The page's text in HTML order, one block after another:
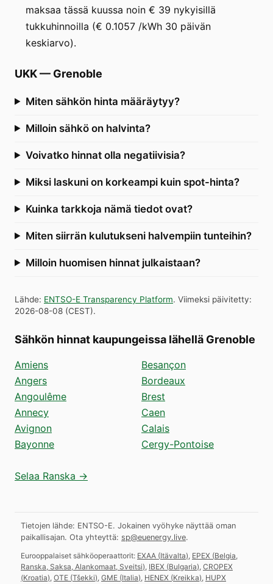
maksaa tässä kuussa noin € 39 nykyisillä
tukkuhinnoilla (€ 0.1057 /kWh 30 päivän
keskiarvo).
UKK— Grenoble
Miten sähkön hinta määräytyy?
Milloin sähkö on halvinta?
Voivatko hinnat olla negatiivisia?
Miksi laskuni on korkeampi kuin spot-hinta?
Kuinka tarkkoja nämä tiedot ovat?
Miten siirrän kulutukseni halvempiin tunteihin?
Milloin huomisen hinnat julkaistaan?
Lähde: ENTSO-E Transparency Platform. Viimeksi päivitetty:
2026-08-08 (CEST).
Sähkön hinnat kaupungeissa lähellä Grenoble
Amiens
Angers
Angoulême
Annecy
Avignon
Bayonne
Besançon
Bordeaux
Brest
Caen
Calais
Cergy-Pontoise
Selaa Ranska →
Tietojen lähde: ENTSO-E. Jokainen vyöhyke näyttää oman
paikallisajan. Ota yhteyttä: sp@euenergy.live.
Eurooppalaiset sähköoperaattorit: EXAA (Itävalta) EPEX (Belgia,
Ranska, Saksa, Alankomaat, Sveitsi) IBEX (Bulgaria) CROPEX
(Kroatia) OTE (Tšekki) GME (Italia) HENEX (Kreikka) HUPX